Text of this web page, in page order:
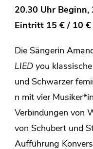
20.30 Uhr Beginn,
Eintritt 15 € / 10 €
Die Sängerin
LIED you
und Schwarzer
n mit vier
Verbindungen von
von Schubert und
Aufführung